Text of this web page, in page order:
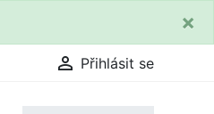
×
 Přihlásit se